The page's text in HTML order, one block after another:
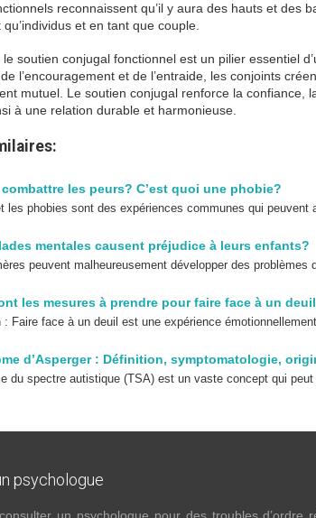
reconnaissent qu’il y aura des hauts et des
et en tant que couple.
le soutien conjugal fonctionnel est un pilier essentiel
l’encouragement et de l’entraide, les conjoints
mutuel. Le soutien conjugal renforce la confiance,
à une relation durable et harmonieuse.
les peurs? C’est quoi une phobie?
les phobies sont des expériences communes qui
mentales causent préjudice à leurs enfants?
peuvent malheureusement développer des
les mesures à prendre pour faire face à un
: Faire face à un deuil est une expérience
d’Asperger : Définition, symptomatologie,
du spectre autistique (TSA) est un vaste concept qui
psychologue